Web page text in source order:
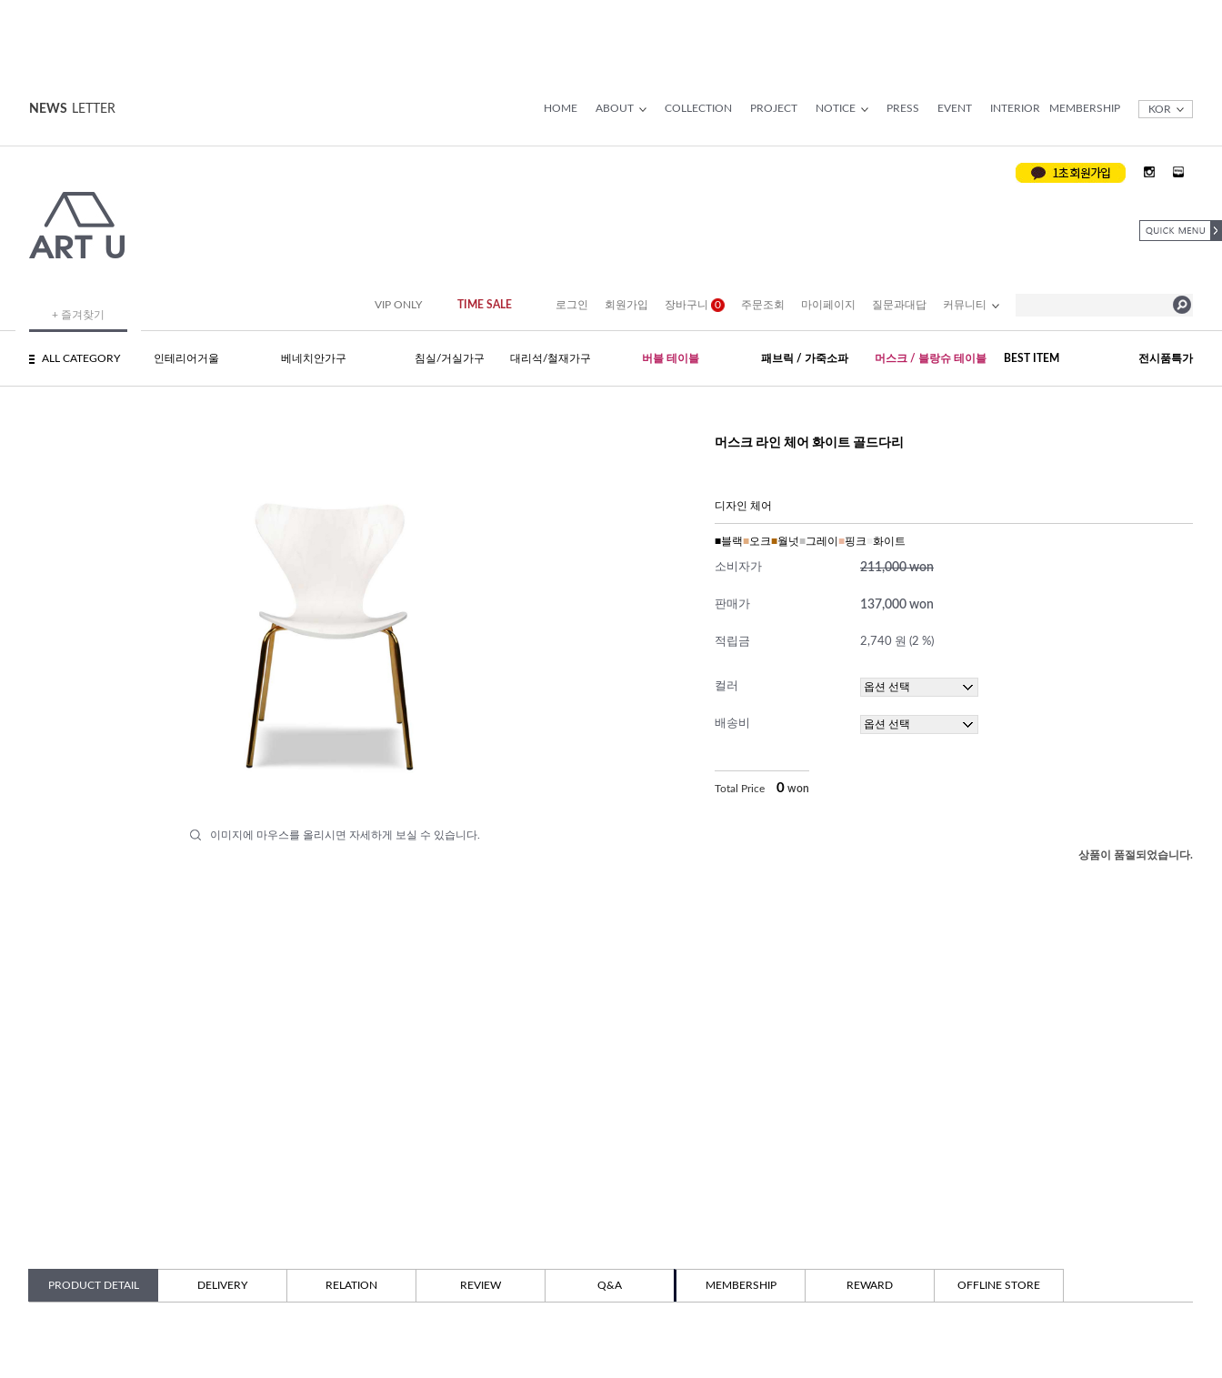
NEWS LETTER HOME ABOUT COLLECTION PROJECT NOTICE PRESS EVENT INTERIOR MEMBERSHIP KOR
+ 즐겨찾기
VIP ONLY TIME SALE 로그인 회원가입 장바구니 0 주문조회 마이페이지 질문과대답 커뮤니티
ALL CATEGORY 인테리어거울 베네치안가구 침실/거실가구 대리석/철재가구 버블 테이블 패브릭 / 가죽소파 머스크 / 블랑슈 테이블 BEST ITEM 전시품특가
이미지에 마우스를 올리시면 자세하게 보실 수 있습니다.
머스크 라인 체어 화이트 골드다리
디자인 체어
■블랙■오크■월넛■그레이 ■핑크 화이트
소비자가 211,000 won
판매가 137,000 won
적립금 2,740 원 (2 %)
컬러
배송비
Total Price 0 won
상품이 품절되었습니다.
PRODUCT DETAIL DELIVERY RELATION REVIEW Q&A MEMBERSHIP REWARD OFFLINE STORE